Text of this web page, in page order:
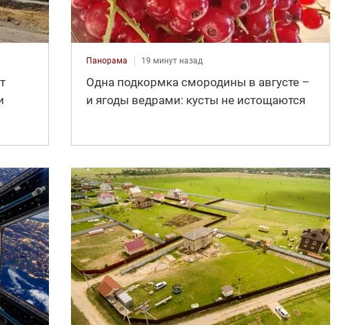
Панорама 19 минут назад
Одна подкормка смородины в августе –
и ягоды ведрами: кусты не истощаются